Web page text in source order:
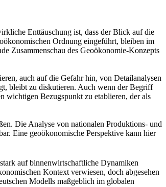
Enttäuschung ist, dass der Blick auf die
Ordnung eingeführt, bleiben im
Zusammenschau des Geoökonomie-Konzepts
auch auf die Gefahr hin, von Detailanalysen
bleibt zu diskutieren. Auch wenn der Begriff
wichtigen Bezugspunkt zu etablieren, der als
Die Analyse von nationalen Produktions- und
Eine geoökonomische Perspektive kann hier
auf binnenwirtschaftliche Dynamiken
Kontext verwiesen, doch abgesehen
Modells maßgeblich im globalen